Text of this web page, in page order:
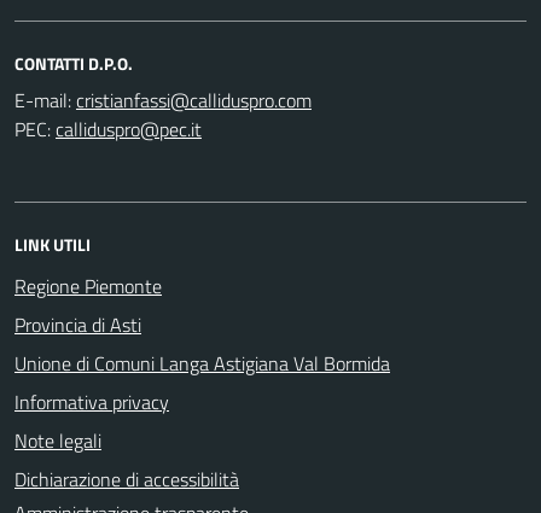
CONTATTI D.P.O.
E-mail:
PEC:
LINK UTILI
Regione Piemonte
Provincia di Asti
Unione di Comuni Langa Astigiana Val Bormida
Informativa privacy
Note legali
Dichiarazione di accessibilità